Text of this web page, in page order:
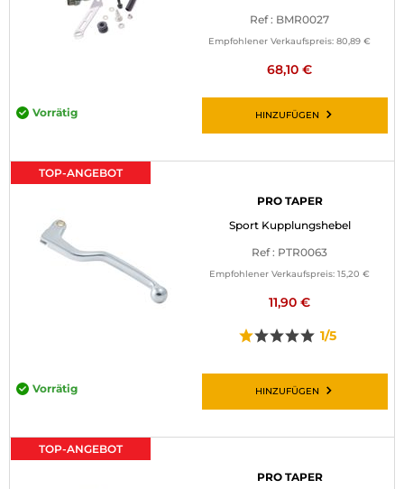
Ref : BMR0027
Empfohlener Verkaufspreis: 80,89 €
68,10 €
Vorrätig HINZUFÜGEN
TOP-ANGEBOT
PRO TAPER
Sport Kupplungshebel
Ref : PTR0063
Empfohlener Verkaufspreis: 15,20 €
11,90 €
1/5
Vorrätig HINZUFÜGEN
TOP-ANGEBOT
PRO TAPER